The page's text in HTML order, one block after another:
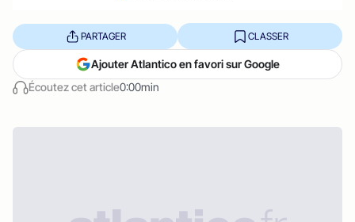
Écoutez cet article0:00min
PARTAGER CLASSER
Ajouter Atlantico en favori sur Google